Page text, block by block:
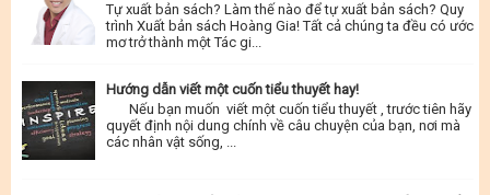
Tự xuất bản sách? Làm thế nào để tự xuất bản sách? Quy
trình Xuất bản sách Hoàng Gia! Tất cả chúng ta đều có ước
mơ trở thành một Tác gi...
Hướng dẫn viết một cuốn tiểu thuyết hay!
Nếu bạn muốn viết một cuốn tiểu thuyết , trước tiên hãy
quyết định nội dung chính về câu chuyện của bạn, nơi mà
các nhân vật sống, ...